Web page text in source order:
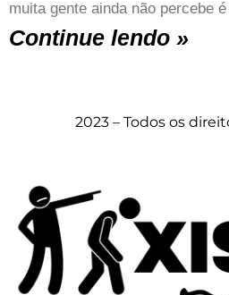
muita gente ainda não percebe
Continue lendo »
2023 – Todos os